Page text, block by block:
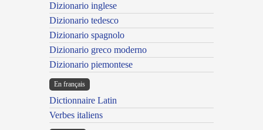
Dizionario inglese
Dizionario tedesco
Dizionario spagnolo
Dizionario greco moderno
Dizionario piemontese
En français
Dictionnaire Latin
Verbes italiens